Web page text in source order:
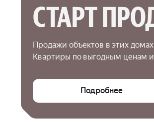
СТАРТ
Продажи объектов в этих
Квартиры по выгодным ценам
Подробнее